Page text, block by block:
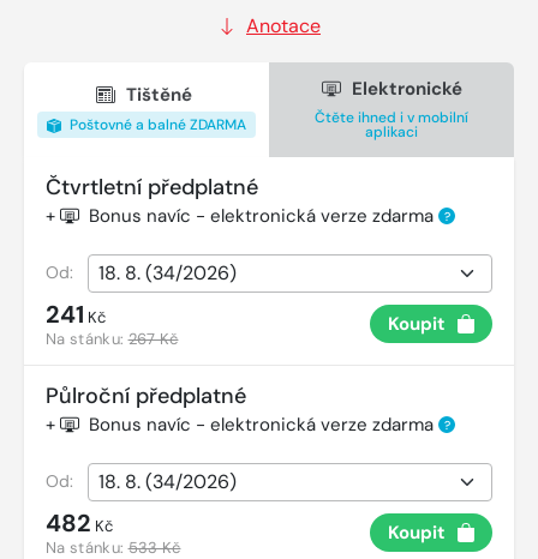
Anotace
Tištěné
Poštovné a balné ZDARMA
Elektronické
Čtěte ihned i v mobilní
aplikaci
Čtvrtletní předplatné
+ Bonus navíc - elektronická verze zdarma ?
Od:
241 Kč
Na stánku:267 Kč
Koupit
Půlroční předplatné
+ Bonus navíc - elektronická verze zdarma ?
Od:
482 Kč
Na stánku:533 Kč
Koupit